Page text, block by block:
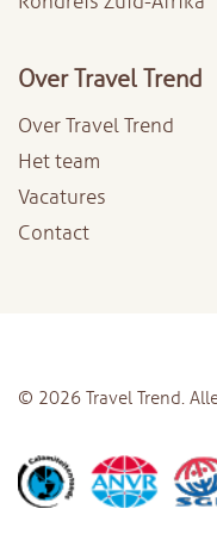
Over Travel Trend
Over Travel Trend
Het team
Vacatures
Contact
© 2026 Travel Trend.